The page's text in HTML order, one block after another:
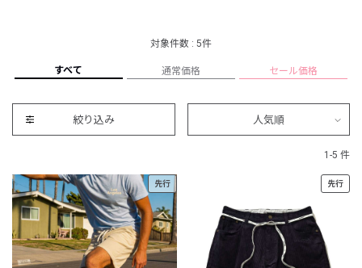
対象件数 : 5件
すべて 通常価格 セール価格
絞り込み 人気順
1-5 件
先行 先行